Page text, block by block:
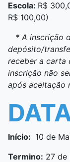
Escola: R$
R$ 100,00)
* A inscrição
depósito/
receber a carta
inscrição não
após aceitação
Início: 10 de
Termino: 27 de